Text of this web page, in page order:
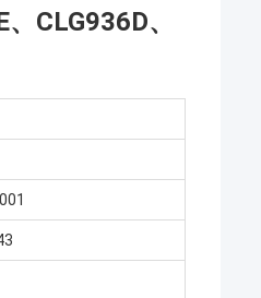
CLG936D、